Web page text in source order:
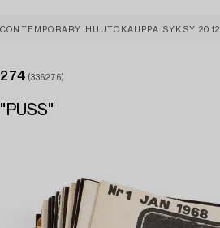
CONTEMPORARY HUUTOKAUPPA SYKSY 2012
274 (336276)
"PUSS"